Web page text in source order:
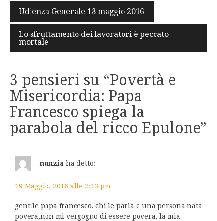
Navigazione
articoli
Udienza Generale 18 maggio 2016
Lo sfruttamento dei lavoratori è peccato
mortale
3 pensieri su “Povertà e
Misericordia: Papa
Francesco spiega la
parabola del ricco Epulone”
nunzia ha detto:
19 Maggio, 2016 alle 2:13 pm
gentile papa francesco, chi le parla e una persona nata
povera,non mi vergogno di essere povera, la mia